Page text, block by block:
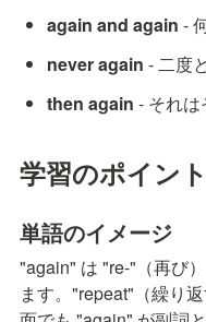
again and again -
never again - 二度
then again - それ
学習のポイント
単語のイメージ
"again" は "re-"（再び
ます。"repeat"（繰り